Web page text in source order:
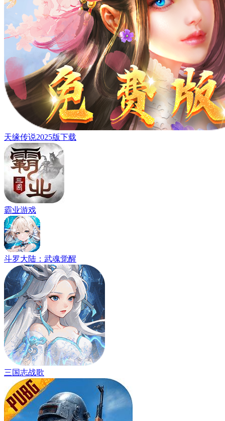
天缘传说2025版下载
霸业游戏
斗罗大陆：武魂觉醒
三国志战歌